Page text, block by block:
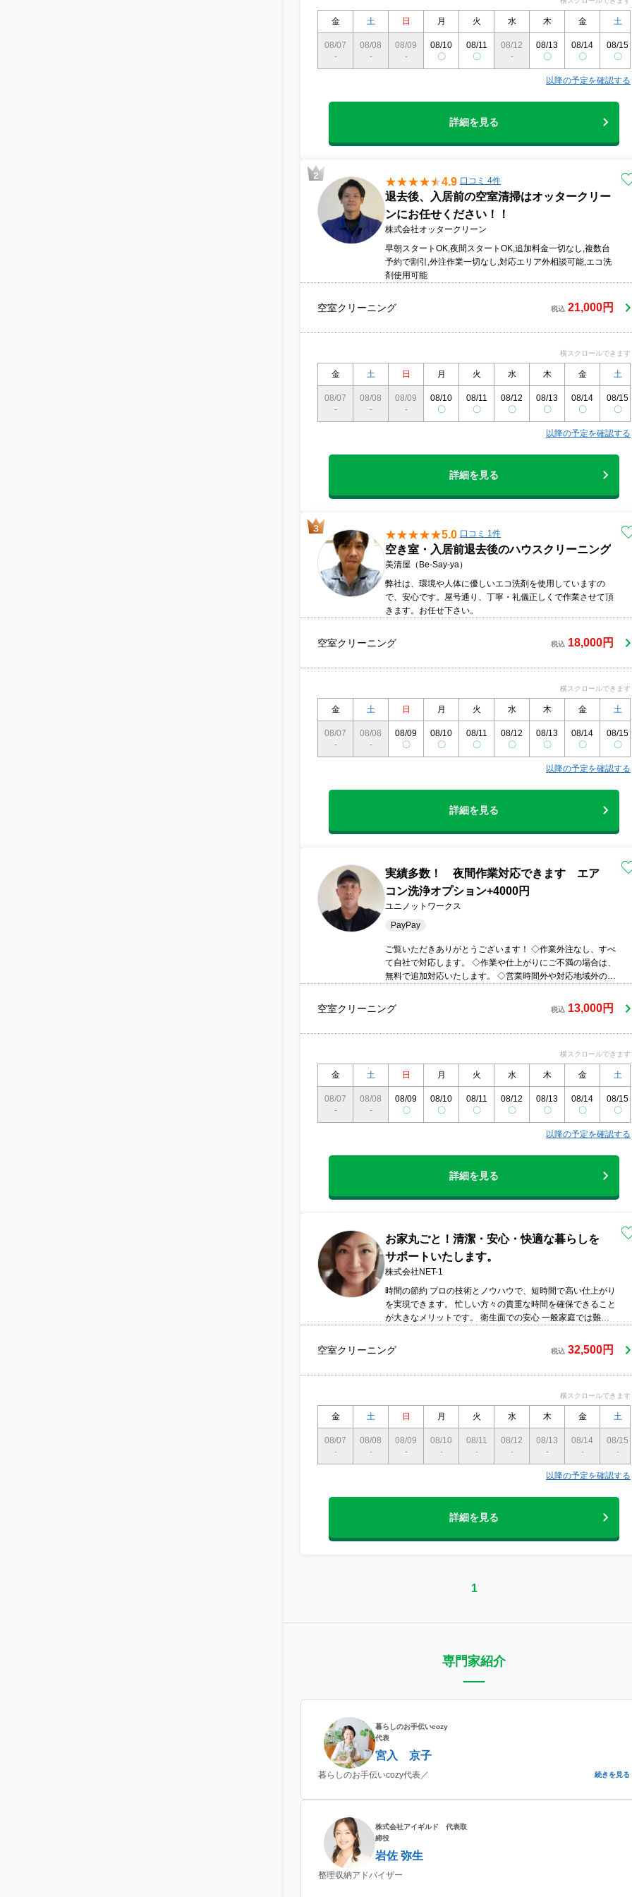
金 土 日 月 火 水 木 金 土
08/07
-
08/08
-
08/09
-
08/10
〇
08/11
〇
08/12
-
08/13
〇
08/14
〇
08/15
〇
以降の予定を確認する
詳細を見る
4.9 口コミ 4件
退去後、入居前の空室清掃はオッタークリー
ンにお任せください！！
株式会社オッタークリーン
早朝スタートOK,夜間スタートOK,追加料金一切なし,複数台
予約で割引,外注作業一切なし,対応エリア外相談可能,エコ洗
剤使用可能
空室クリーニング 税込 21,000円
横スクロールできます
金 土 日 月 火 水 木 金 土
08/07
-
08/08
-
08/09
-
08/10
〇
08/11
〇
08/12
〇
08/13
〇
08/14
〇
08/15
〇
以降の予定を確認する
詳細を見る
5.0 口コミ 1件
空き室・入居前退去後のハウスクリーニング
美清屋（Be-Say-ya）
弊社は、環境や人体に優しいエコ洗剤を使用していますの
で、安心です。屋号通り、丁寧・礼儀正しくで作業させて頂
きます。お任せ下さい。
空室クリーニング 税込 18,000円
横スクロールできます
金 土 日 月 火 水 木 金 土
08/07
-
08/08
-
08/09
〇
08/10
〇
08/11
〇
08/12
〇
08/13
〇
08/14
〇
08/15
〇
以降の予定を確認する
詳細を見る
実績多数！ 夜間作業対応できます エア
コン洗浄オプション+4000円
ユニノットワークス
PayPay
ご覧いただきありがとうございます！ ◇作業外注なし、すべ
て自社で対応します。 ◇作業や仕上がりにご不満の場合は、
無料で追加対応いたします。 ◇営業時間外や対応地域外のご
ます！ぜひ当店にお任せください まずはお気軽にご相談くだ
さい！
空室クリーニング 税込 13,000円
横スクロールできます
金 土 日 月 火 水 木 金 土
08/07
-
08/08
-
08/09
〇
08/10
〇
08/11
〇
08/12
〇
08/13
〇
08/14
〇
08/15
〇
以降の予定を確認する
詳細を見る
お家丸ごと！清潔・安心・快適な暮らしを
サポートいたします。
株式会社NET-1
時間の節約 プロの技術とノウハウで、短時間で高い仕上がり
を実現できます。 忙しい方々の貴重な時間を確保できること
が大きなメリットです。 衛生面での安心 一般家庭では難し
用し、アレルギーへの配慮も行います。 腕力の心配がない
重量物の移動や、高所の掃除など、一般家庭では難しい作業
空室クリーニング 税込 32,500円
横スクロールできます
金 土 日 月 火 水 木 金 土
08/07
-
08/08
-
08/09
-
08/10
-
08/11
-
08/12
-
08/13
-
08/14
-
08/15
-
以降の予定を確認する
詳細を見る
1
専門家紹介
暮らしのお手伝いcozy
代表
宮入 京子
暮らしのお手伝いcozy代表／ 続きを見る
株式会社アイギルド 代表取
締役
岩佐 弥生
整理収納アドバイザー